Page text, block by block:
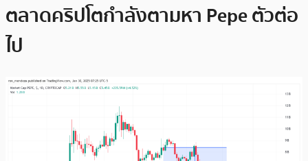
ตลาดคริปโตกำลังตามหา Pepe ตัวต่อ
ไป